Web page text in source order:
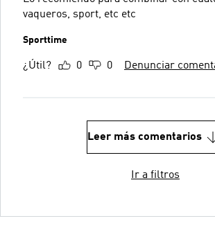
vaqueros, sport, etc etc
Sporttime
¿Útil? 0 0 Denunciar
Leer más comentarios
Ir a filtros